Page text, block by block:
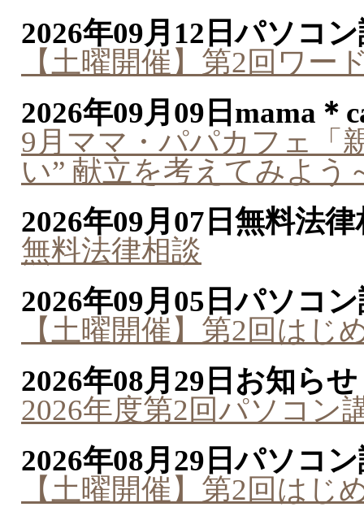
2026年09月12日パソコ
【土曜開催】第2回ワー
2026年09月09日 mama＊
9月ママ・パパカフェ「
い” 献立を考えてみよう
2026年09月07日 無料法律
無料法律相談
2026年09月05日パソコ
【土曜開催】第2回はじ
2026年08月29日 お知らせ
2026年度第2回パソコン
2026年08月29日パソコ
【土曜開催】第2回はじ